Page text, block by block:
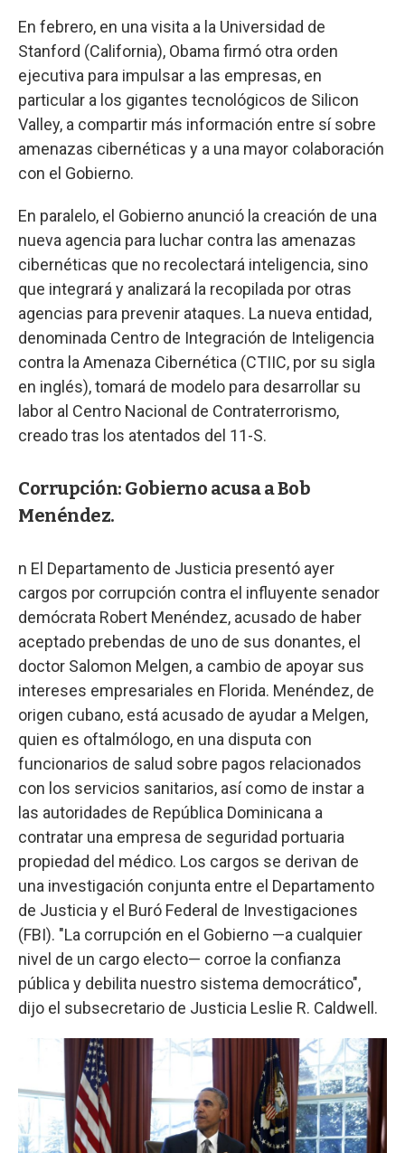
En febrero, en una visita a la Universidad de
Stanford (California), Obama firmó otra orden
ejecutiva para impulsar a las empresas, en
particular a los gigantes tecnológicos de Silicon
Valley, a compartir más información entre sí sobre
amenazas cibernéticas y a una mayor colaboración
con el Gobierno.
En paralelo, el Gobierno anunció la creación de una
nueva agencia para luchar contra las amenazas
cibernéticas que no recolectará inteligencia, sino
que integrará y analizará la recopilada por otras
agencias para prevenir ataques. La nueva entidad,
denominada Centro de Integración de Inteligencia
contra la Amenaza Cibernética (CTIIC, por su sigla
en inglés), tomará de modelo para desarrollar su
labor al Centro Nacional de Contraterrorismo,
creado tras los atentados del 11-S.
Corrupción: Gobierno acusa a Bob
Menéndez.
n El Departamento de Justicia presentó ayer
cargos por corrupción contra el influyente senador
demócrata Robert Menéndez, acusado de haber
aceptado prebendas de uno de sus donantes, el
doctor Salomon Melgen, a cambio de apoyar sus
intereses empresariales en Florida. Menéndez, de
origen cubano, está acusado de ayudar a Melgen,
quien es oftalmólogo, en una disputa con
funcionarios de salud sobre pagos relacionados
con los servicios sanitarios, así como de instar a
las autoridades de República Dominicana a
contratar una empresa de seguridad portuaria
propiedad del médico. Los cargos se derivan de
una investigación conjunta entre el Departamento
de Justicia y el Buró Federal de Investigaciones
(FBI). "La corrupción en el Gobierno —a cualquier
nivel de un cargo electo— corroe la confianza
pública y debilita nuestro sistema democrático",
dijo el subsecretario de Justicia Leslie R. Caldwell.